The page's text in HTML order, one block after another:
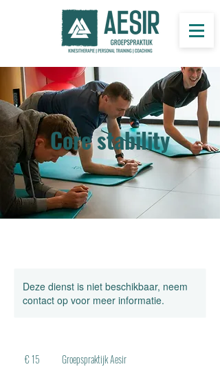
Core stability
Deze dienst is niet beschikbaar, neem
contact op voor meer informatie.
€ 15 Groepspraktijk Aesir